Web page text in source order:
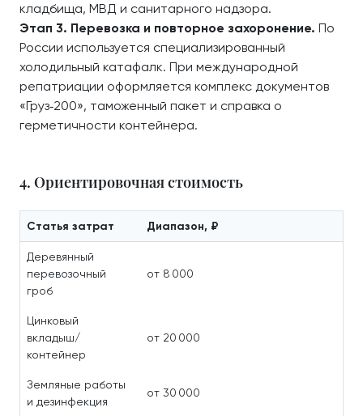
кладбища, МВД и санитарного надзора.
Этап 3. Перевозка и повторное захоронение. По
России используется специализированный
холодильный катафалк. При международной
репатриации оформляется комплекс документов
«Груз‑200», таможенный пакет и справка о
герметичности контейнера.
4. Ориентировочная стоимость
Статья затрат Диапазон, ₽
Деревянный
перевозочный
гроб
от 8 000
Цинковый
вкладыш/
контейнер
от 20 000
Земляные работы
и дезинфекция
от 30 000